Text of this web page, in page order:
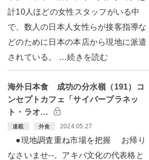
計10人ほどの女性スタッフがいる中
で、数人の日本人女性らが接客指導な
どのために日本の本店から現地に派遣
されている。 …続きを読む
海外日本食 成功の分水嶺（191）コ
ンセプトカフェ「サイバープラネッ
ト・ラオ…
連載 外食 2024.05.27
●現地調査重ね市場を把握 お帰り
なさいませ--。アキバ文化の代表格と